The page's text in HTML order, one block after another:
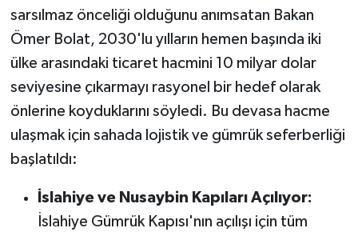
sarsılmaz önceliği olduğunu anımsatan Bakan
Ömer Bolat, 2030'lu yılların hemen başında iki
ülke arasındaki ticaret hacmini 10 milyar dolar
seviyesine çıkarmayı rasyonel bir hedef olarak
önlerine koyduklarını söyledi. Bu devasa hacme
ulaşmak için sahada lojistik ve gümrük seferberliği
başlatıldı:
İslahiye ve Nusaybin Kapıları Açılıyor:
İslahiye Gümrük Kapısı'nın açılışı için tüm